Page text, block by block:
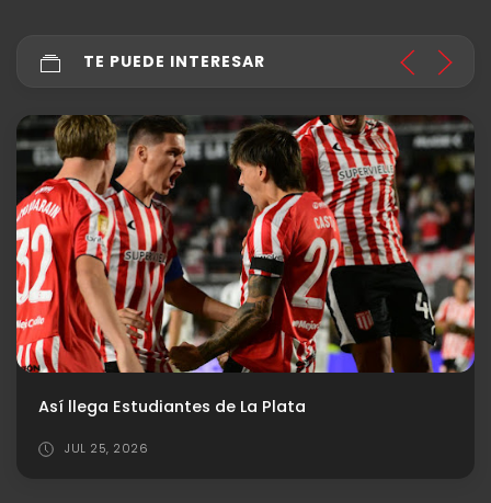
TE PUEDE INTERESAR
Así llega Estudiantes de La Plata
JUL 25, 2026